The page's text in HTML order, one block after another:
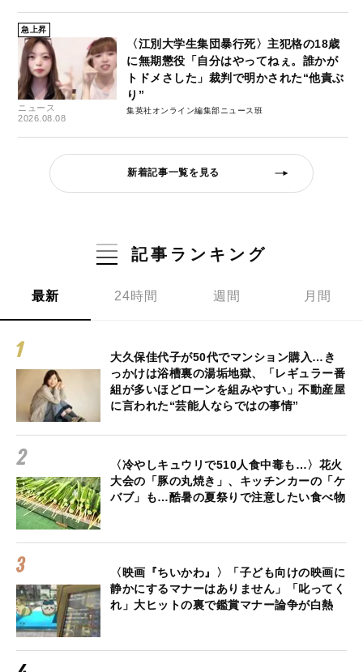
急上昇
ニュース
2026.08.08
〈江別大学生集団暴行死〉主犯格の18歳
に無期懲役「自分はやってねぇ。誰かが
トドメさした」裁判で明かされた“他責ぶ
り”
集英社オンライン編集部ニュース班
新着記事一覧を見る
記事ランキング
最新 24時間 週間 月間
大久保佳代子が50代でマンション購入…き
っかけは浴槽裏の湯垢地獄、「レギュラー番
組が多いほどローンを組みやすい」不動産屋
に言われた“芸能人ならではの事情”
〈冷やしキュウリで510人食中毒も…〉花火
大会の「豚の丸焼き」、キッチンカーの「ケ
バブ」も…酷暑の夏祭りで注意したい食べ物
〈映画『ちいかわ』〉「子ども向けの映画に
静かにするマナーはありません」「叱ってく
れ」大ヒットの裏で鑑賞マナー論争が白熱